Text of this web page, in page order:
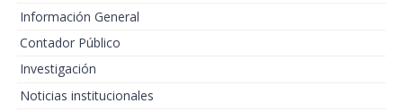
Información General
Contador Público
Investigación
Noticias institucionales